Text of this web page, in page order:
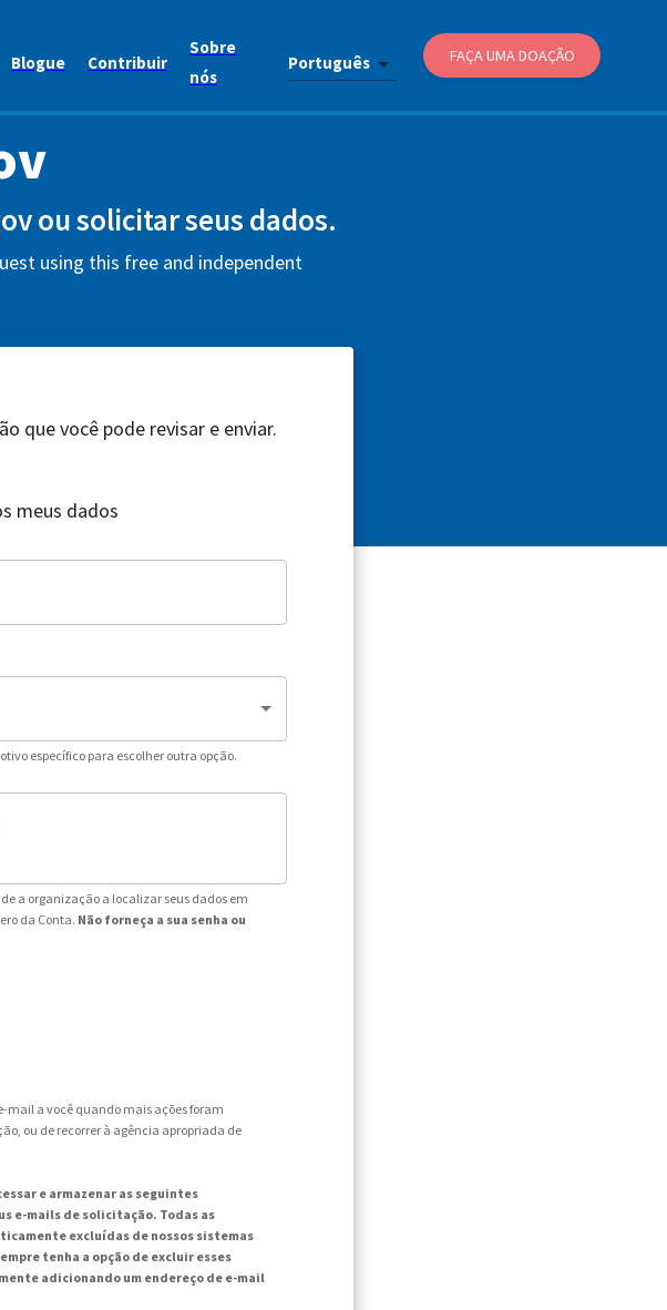
Blogue Contribuir
Sobre
nós
Português FAÇA UMA DOAÇÃO
ou solicitar seus dados.
using this free and independent
que você pode revisar e enviar.
meus dados
específico para escolher outra opção.
a organização a localizar seus dados em
da Conta. Não forneça a sua senha ou
mail a você quando mais ações foram
ou de recorrer à agência apropriada de
e armazenar as seguintes
e-mails de solicitação. Todas as
excluídas de nossos sistemas
tenha a opção de excluir esses
adicionando um endereço de e-mail